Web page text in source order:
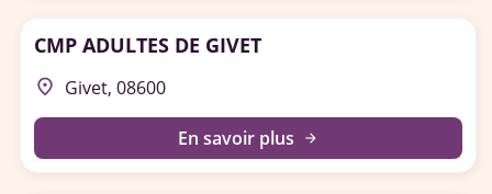
CMP ADULTES DE GIVET
place Givet, 08600
En savoir plus arrow_forward